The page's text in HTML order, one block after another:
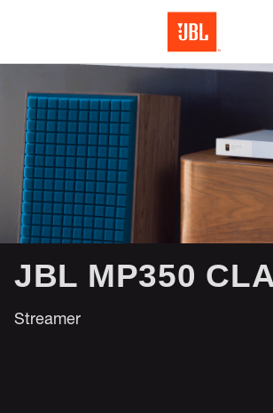
JBL MP350
Streamer